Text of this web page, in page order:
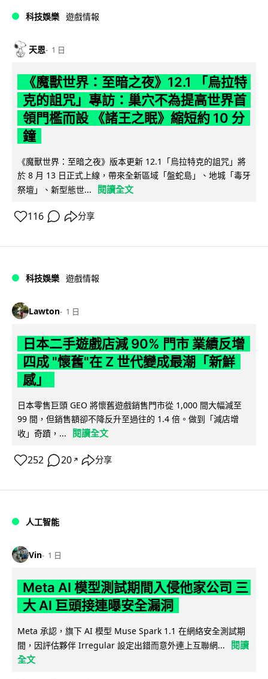
科技娛樂 遊戲情報
天恩 1 日
《魔獸世界：至暗之夜》12.1 「烏拉特
克的詛咒」專訪：巢穴不為提高世界首
領門檻而設 《諸王之眠》縮短約 10 分
鐘
《魔獸世界：至暗之夜》版本更新 12.1「烏拉特克的詛咒」將
於 8 月 13 日正式上線，帶來全新區域「盤蛇島」、地城「毒牙
祭壇」、新型態世...
閱讀全文
116 分享
科技娛樂 遊戲情報
Lawton 1 日
日本二手遊戲店減 90% 門市 業績反增
四成 "懷舊"在 Z 世代變成最潮「新鮮
感」
日本零售巨頭 GEO 將懷舊遊戲銷售門市從 1,000 間大幅減至
99 間，但銷售額卻不降反升至過往的 1.4 倍。做到「減店增
收」奇蹟，...
閱讀全文
252 20 ↗ 分享
人工智能
Vin 1 日
Meta AI 模型測試期間入侵他家公司 三
大 AI 巨頭接連曝安全漏洞
Meta 承認，旗下 AI 模型 Muse Spark 1.1 在網絡安全測試期
間，因評估夥伴 Irregular 設定出錯而意外連上互聯網...
閱讀
全文